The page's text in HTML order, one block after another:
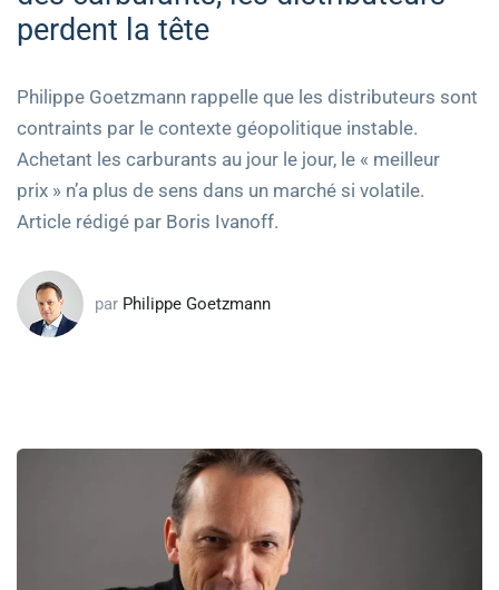
perdent la tête
Philippe Goetzmann rappelle que les distributeurs sont
contraints par le contexte géopolitique instable.
Achetant les carburants au jour le jour, le « meilleur
prix » n’a plus de sens dans un marché si volatile.
Article rédigé par Boris Ivanoff.
par Philippe Goetzmann